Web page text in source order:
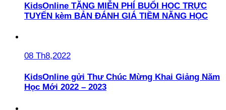
KidsOnline TẶNG MIỄN PHÍ BUỔI HỌC TRỰC
TUYẾN kèm BẢN ĐÁNH GIÁ TIỀM NĂNG HỌC
08 Th8,2022
KidsOnline gửi Thư Chúc Mừng Khai Giảng Năm
Học Mới 2022 – 2023